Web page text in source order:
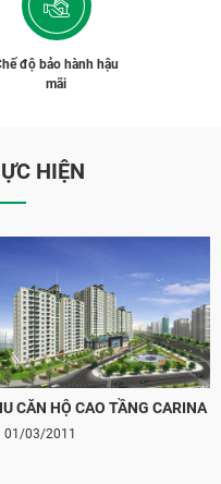
độ bảo hành hậu
mãi
HIỆN
CĂN HỘ CAO TẦNG CARINA
01/03/2011